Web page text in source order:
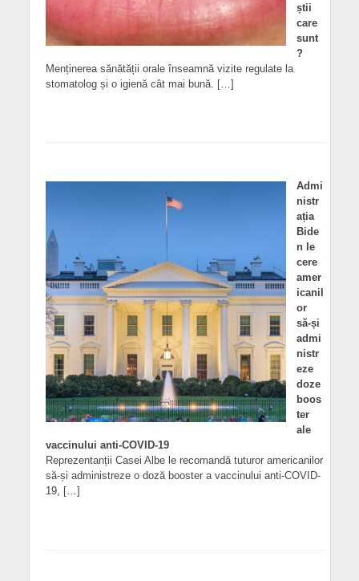
știi
care
sunt
?
Menținerea sănătății orale înseamnă vizite regulate la
stomatolog și o igienă cât mai bună. […]
Admi
nistr
ația
Bide
n le
cere
amer
icanil
or
să-și
admi
nistr
eze
doze
boos
ter
ale
vaccinului anti-COVID-19
Reprezentanții Casei Albe le recomandă tuturor americanilor
să-și administreze o doză booster a vaccinului anti-COVID-
19, […]